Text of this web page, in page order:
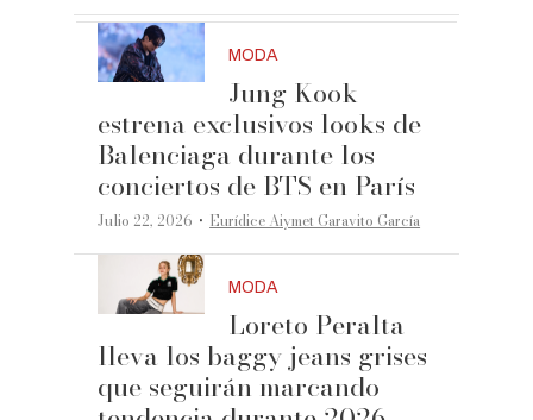
MODA
Jung Kook
estrena exclusivos looks de
Balenciaga durante los
conciertos de BTS en París
Julio 22, 2026 ·Eurídice Aiymet Garavito García
MODA
Loreto Peralta
lleva los baggy jeans grises
que seguirán marcando